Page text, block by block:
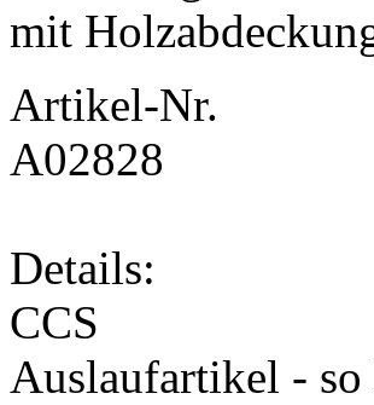
mit
Artikel-Nr.
A02828
Details:
CCS
Auslaufartikel - so